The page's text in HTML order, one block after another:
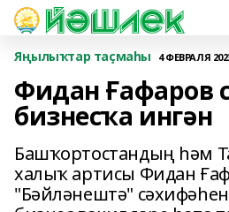
Яңылыҡтар таҫмаһы 4 ФЕВРАЛЯ
Фидан Ғафаров
бизнесҡа ингән
Башҡортостандың һәм
халыҡ артисы Фидан
"Бәйләнештә"